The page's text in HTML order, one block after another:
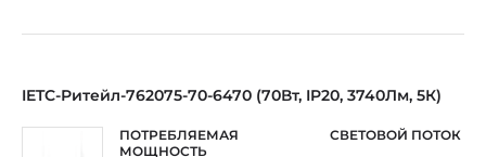
IETC-Ритейл-762075-70-6470 (70Вт, IP20, 3740Лм, 5К)